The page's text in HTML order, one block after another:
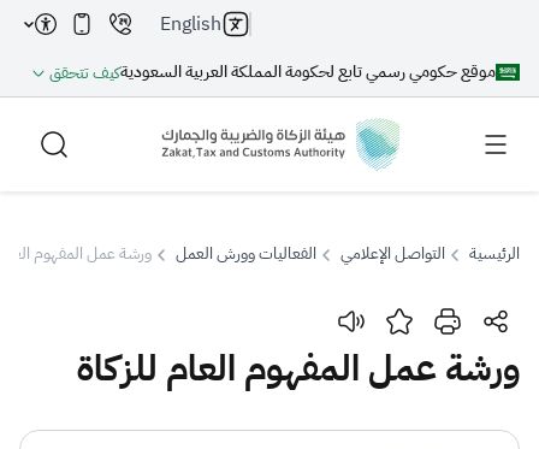
موقع حكومي رسمي تابع لحكومة المملكة العربية السعوديةكيف تتحقق
English
بحث
الرئيسية التواصل الإعلامي الفعاليات وورش العمل ورشة عمل المفهوم العام
ورشة عمل المفهوم العام للزكاة